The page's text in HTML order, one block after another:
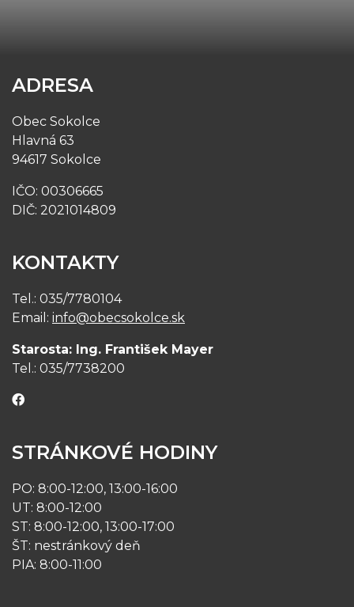
ADRESA
Obec Sokolce
Hlavná 63
94617 Sokolce
IČO: 00306665
DIČ: 2021014809
KONTAKTY
Tel.: 035/7780104
Email: info@obecsokolce.sk
Starosta: Ing. František Mayer
Tel.: 035/7738200
Facebook
STRÁNKOVÉ HODINY
PO: 8:00-12:00, 13:00-16:00
UT: 8:00-12:00
ST: 8:00-12:00, 13:00-17:00
ŠT: nestránkový deň
PIA: 8:00-11:00